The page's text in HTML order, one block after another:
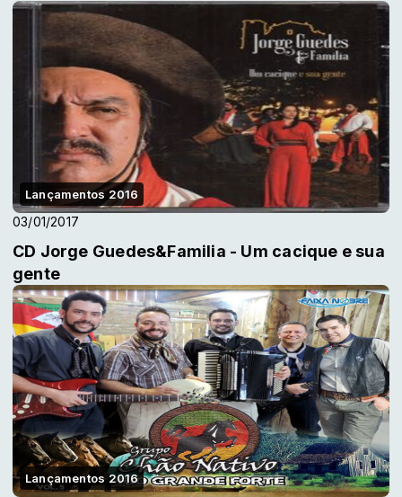
Lançamentos 2016
03/01/2017
CD Jorge Guedes&Familia - Um cacique e sua
gente
Lançamentos 2016